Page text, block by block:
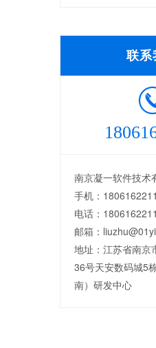
联系
南京凝一软件技术
手机：
电话：
邮箱：
地址：江苏省南京
36号天安数码城5
南）研发中心